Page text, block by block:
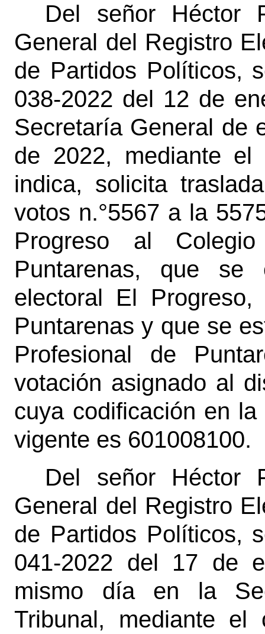
Del señor Héctor
General del Registro
de Partidos Políticos,
038-2022 del 12 de
Secretaría General de
de 2022, mediante
indica, solicita
votos n.°5567 a la
Progreso al
Puntarenas, que se
electoral El
Puntarenas y que se
Profesional de
votación asignado al
cuya codificación en
vigente es 601008100.
Del señor Héctor
General del Registro
de Partidos Políticos,
041-2022 del 17 de
mismo día en la
Tribunal, mediante